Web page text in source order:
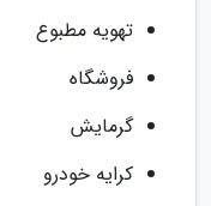
تهویه مطبوع
فروشگاه
گرمایش
کرایه خودرو